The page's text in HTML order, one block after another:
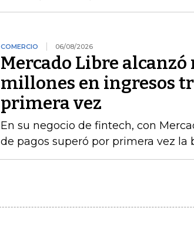
COMERCIO 06/08/2026
Mercado Libre alcanzó
millones en ingresos
primera vez
En su negocio de fintech, con
de pagos superó por primera vez la